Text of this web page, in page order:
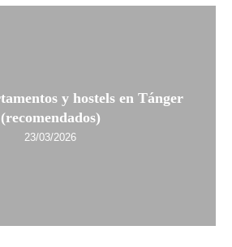
y hostels en Tánger
(recomendados)
23/03/2026